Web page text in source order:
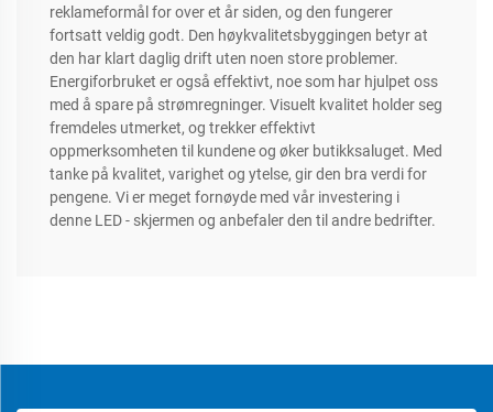
reklameformål for over et år siden, og den fungerer
fortsatt veldig godt. Den høykvalitetsbyggingen betyr at
den har klart daglig drift uten noen store problemer.
Energiforbruket er også effektivt, noe som har hjulpet oss
med å spare på strømregninger. Visuelt kvalitet holder seg
fremdeles utmerket, og trekker effektivt
oppmerksomheten til kundene og øker butikksaluget. Med
tanke på kvalitet, varighet og ytelse, gir den bra verdi for
pengene. Vi er meget fornøyde med vår investering i
denne LED - skjermen og anbefaler den til andre bedrifter.